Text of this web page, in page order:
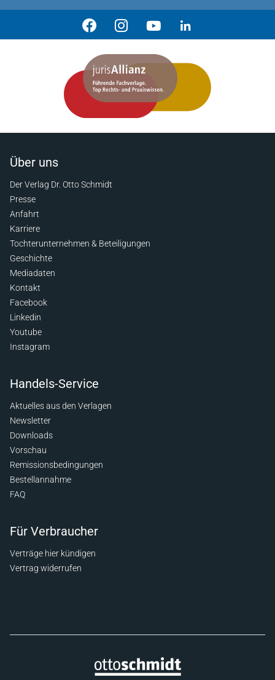
Über uns
Der Verlag Dr. Otto Schmidt
Presse
Anfahrt
Karriere
Tochterunternehmen & Beteiligungen
Geschichte
Mediadaten
Kontakt
Facebook
Linkedin
Youtube
Instagram
Handels-Service
Aktuelles aus den Verlagen
Newsletter
Downloads
Vorschau
Remissionsbedingungen
Bestellannahme
FAQ
Für Verbraucher
Verträge hier kündigen
Vertrag widerrufen